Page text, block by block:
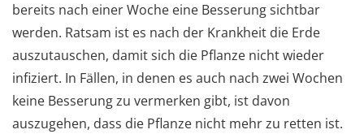
bereits nach einer Woche eine Besserung sichtbar
werden. Ratsam ist es nach der Krankheit die Erde
auszutauschen, damit sich die Pflanze nicht wieder
infiziert. In Fällen, in denen es auch nach zwei Wochen
keine Besserung zu vermerken gibt, ist davon
auszugehen, dass die Pflanze nicht mehr zu retten ist.